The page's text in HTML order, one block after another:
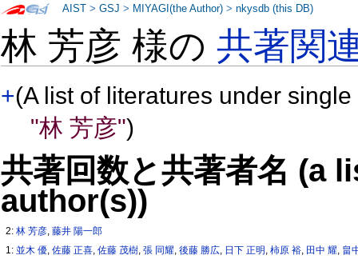
林 芳彦 様の共著関
+(A list of literatures under
"林 芳彦")
共著回数と共著者名 (a
author(s))
2:林 芳彦,藤井 陽一郎
1:並木 優,佐藤 正喜,佐藤 茂樹,張 同耀,後藤 勝広, 日下 正明 ,柿原 裕, 田中 耀, 畠
AIST >GSJ > MIYAGI(the Author) >nkysdb (this DB)